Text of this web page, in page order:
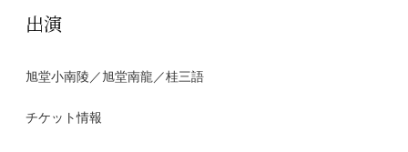
出演
旭堂小南陵／旭堂南龍／桂三語
チケット情報